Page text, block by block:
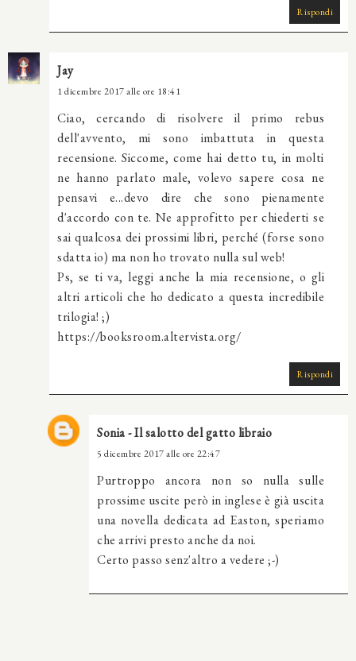
Rispondi
Jay
1 dicembre 2017 alle ore 18:41
Ciao, cercando di risolvere il primo rebus
dell'avvento, mi sono imbattuta in questa
recensione. Siccome, come hai detto tu, in molti
ne hanno parlato male, volevo sapere cosa ne
pensavi e...devo dire che sono pienamente
d'accordo con te. Ne approfitto per chiederti se
sai qualcosa dei prossimi libri, perché (forse sono
sdatta io) ma non ho trovato nulla sul web!
Ps, se ti va, leggi anche la mia recensione, o gli
altri articoli che ho dedicato a questa incredibile
trilogia! ;)
https://booksroom.altervista.org/
Rispondi
Sonia - Il salotto del gatto libraio
5 dicembre 2017 alle ore 22:47
Purtroppo ancora non so nulla sulle
prossime uscite però in inglese è già uscita
una novella dedicata ad Easton, speriamo
che arrivi presto anche da noi.
Certo passo senz'altro a vedere ;-)